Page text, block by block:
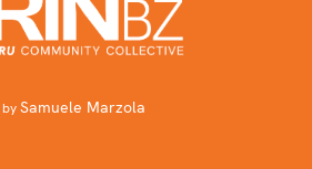
Samuele Marzola